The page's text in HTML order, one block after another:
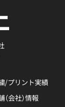
/プリント実績
（会社）情報